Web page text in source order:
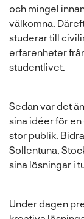
och mingel
välkomna.
studerar till
erfarenheter
studentlivet.
Sedan var det
sina idéer för
stor publik.
Sollentuna,
sina lösningar i
Under dagen